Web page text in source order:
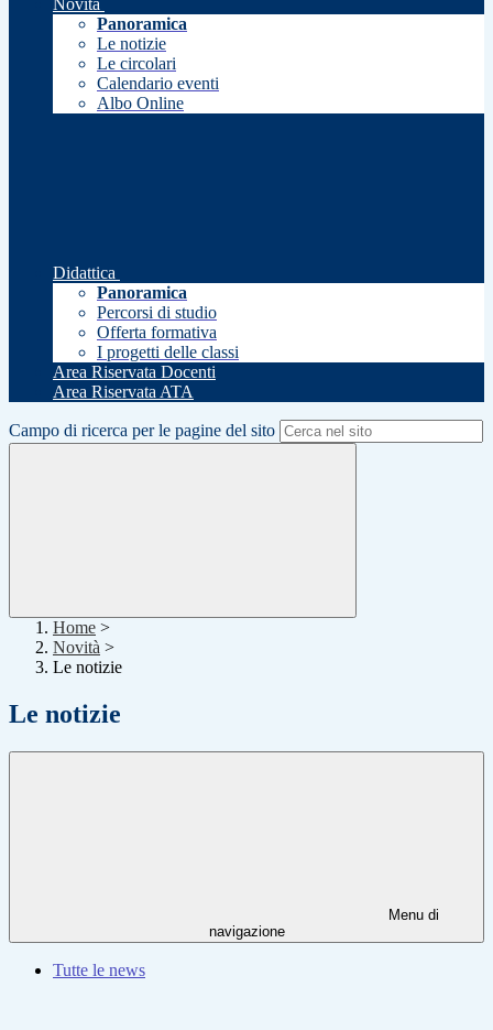
Novità
Panoramica
Le notizie
Le circolari
Calendario eventi
Albo Online
Didattica
Panoramica
Percorsi di studio
Offerta formativa
I progetti delle classi
Area Riservata Docenti
Area Riservata ATA
Campo di ricerca per le pagine del sito
Home >
Novità >
Le notizie
Le notizie
Menu di
navigazione
Tutte le news